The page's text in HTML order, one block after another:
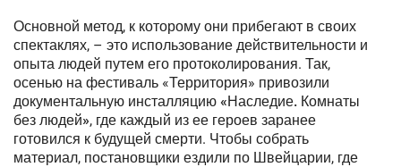
Основной метод, к которому они прибегают в своих
спектаклях, – это использование действительности и
опыта людей путем его протоколирования. Так,
осенью на фестиваль «Территория» привозили
документальную инсталляцию «Наследие. Комнаты
без людей», где каждый из ее героев заранее
готовился к будущей смерти. Чтобы собрать
материал, постановщики ездили по Швейцарии, где